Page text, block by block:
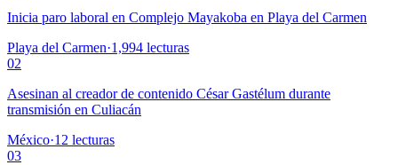
Inicia paro laboral en Complejo Mayakoba en Playa del Carmen
Playa del Carmen·1,994 lecturas
02
Asesinan al creador de contenido César Gastélum durante
transmisión en Culiacán
México·12 lecturas
03